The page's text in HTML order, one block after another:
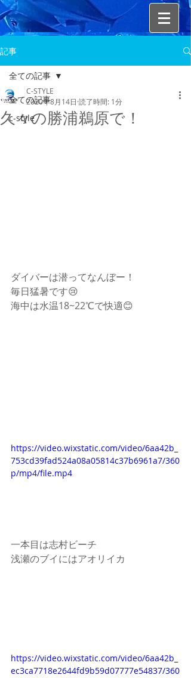
記事
全ての記事
c-style
全ての記事
久々の勝浦鵜原で！
C-STYLE
2020年8月14日 読了時間: 1分
ダイバーは潜ってなんぼー！
毎日猛暑です😢
海中は水温18~22℃で快適😊
https://video.wixstatic.com/video/6aa42b_
753cd39fad524a08a05814c37b6961a7/360
p/mp4/file.mp4
一本目は志村ビーチ
浅瀬のブイにはアオリイカ
https://video.wixstatic.com/video/6aa42b_
ec3ca7718e2644fd9b59d07777e54837/360